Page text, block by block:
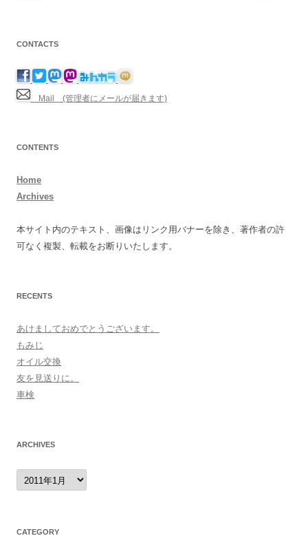
CONTACTS
Mail (管理者にメールが届きます)
CONTENTS
Home
Archives
本サイト内のテキスト、画像はリンク用バナーを除き、著作者の許
可なく複製、転載をお断りいたします。
RECENTS
あけましておめでとうございます。
もみじ
オイル交換
友を見送りに。
車検
ARCHIVES
archives
CATEGORY